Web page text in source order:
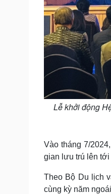
Lễ khởi động
Vào tháng 7/
gian lưu trú lên tới
Theo Bộ Du lịch
cùng kỳ năm